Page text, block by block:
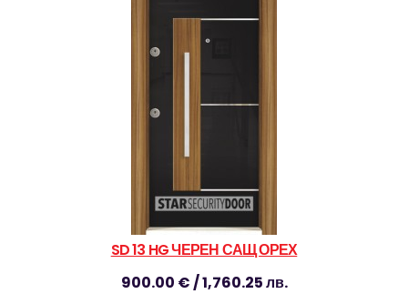
SD 13 HG ЧЕРЕН САЩ ОРЕХ
900.00 € / 1,760.25 лв.